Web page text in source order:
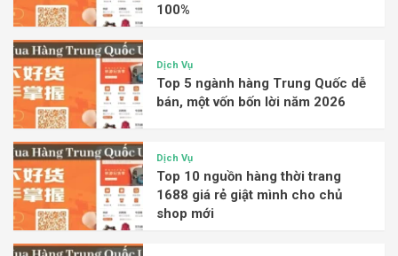
100%
Dịch Vụ
Top 5 ngành hàng Trung Quốc dễ
bán, một vốn bốn lời năm 2026
Dịch Vụ
Top 10 nguồn hàng thời trang
1688 giá rẻ giật mình cho chủ
shop mới